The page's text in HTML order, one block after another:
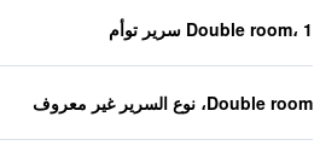
Double room، 1 سرير توأم
Double room، نوع السرير غير معروف